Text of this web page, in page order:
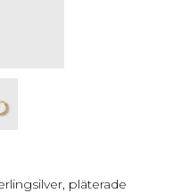
pläterade